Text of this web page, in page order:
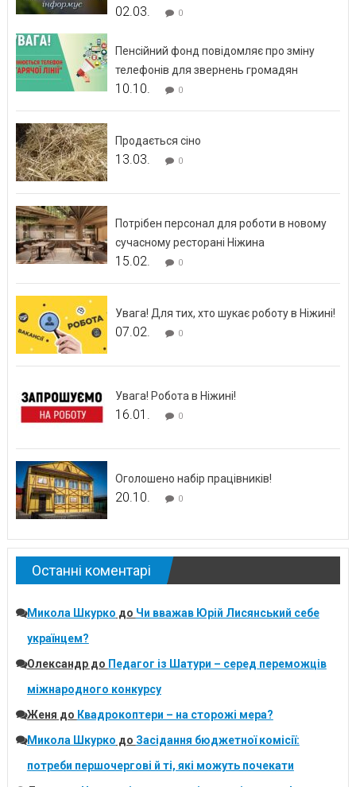
02.03. 0
Пенсійний фонд повідомляє про зміну
телефонів для звернень громадян
10.10. 0
Продається сіно
13.03. 0
Потрібен персонал для роботи в новому
сучасному ресторані Ніжина
15.02. 0
Увага! Для тих, хто шукає роботу в Ніжині!
07.02. 0
Увага! Робота в Ніжині!
16.01. 0
Оголошено набір працівників!
20.10. 0
Останні коментарі
Микола Шкурко до Чи вважав Юрій Лисянський себе
українцем?
Олександрдо Педагог із Шатури – серед переможців
міжнародного конкурсу
Женя до Квадрокоптери – на сторожі мера?
Микола Шкурко до Засідання бюджетної комісії:
потреби першочергові й ті, які можуть почекати